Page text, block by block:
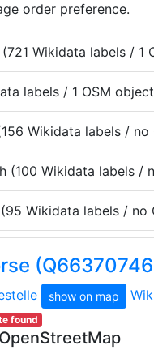
order preference.
Wikidata labels / 1
labels / 1 OSM
Wikidata labels / no
(100 Wikidata labels /
Wikidata labels / no
show on map
found